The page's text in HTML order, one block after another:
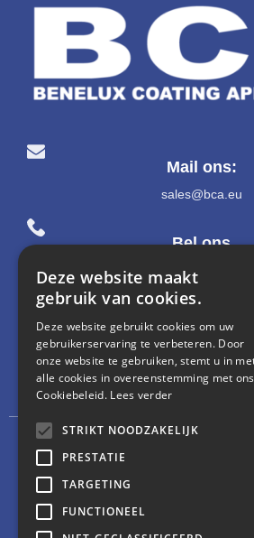
Mail ons:
sales@bca.eu
Bel ons
+32 2 581 04 04
Adres:
Heidestraat 36a - 1742 Sint-
Deze website maakt
gebruik van cookies.
Deze website gebruikt cookies om uw
gebruikerservaring te verbeteren. Door
onze website te gebruiken, stemt u in
alle cookies in overeenstemming met ons
Cookiebeleid. Lees verder
STRIKT NOODZAKELIJK
PRESTATIE
TARGETING
FUNCTIONEEL